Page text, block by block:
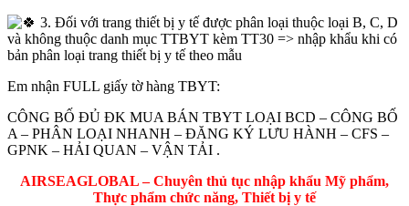
3. Đối với trang thiết bị y tế được phân loại thuộc loại B, C, D
và không thuộc danh mục TTBYT kèm TT30 => nhập khẩu khi có
bản phân loại trang thiết bị y tế theo mẫu
Em nhận FULL giấy tờ hàng TBYT:
CÔNG BỐ ĐỦ ĐK MUA BÁN TBYT LOẠI BCD – CÔNG BỐ
A – PHÂN LOẠI NHANH – ĐĂNG KÝ LƯU HÀNH – CFS –
GPNK – HẢI QUAN – VẬN TẢI .
AIRSEAGLOBAL – Chuyên thủ tục nhập khẩu Mỹ phẩm,
Thực phẩm chức năng, Thiết bị y tế